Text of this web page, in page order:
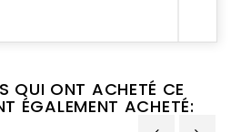
QUI ONT ACHETÉ CE
ÉGALEMENT ACHETÉ: